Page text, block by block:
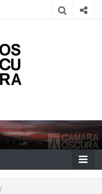
Cámara
Oscura
/